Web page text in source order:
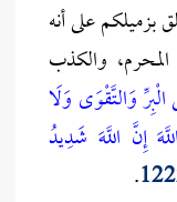
بزميلكم على أنه
والكذب
الْبِرِّ وَالتَّقْوَى وَلَا
إِنَّ اللَّهَ شَدِيدُ
.